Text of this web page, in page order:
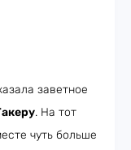
заветное
. На тот
чуть больше